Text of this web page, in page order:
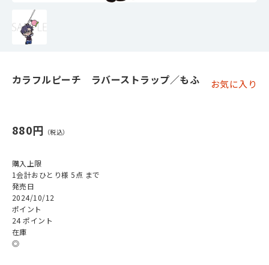
カラフルピーチ ラバーストラップ／もふ お気に入り
880円
購入上限
1会計おひとり様 5点 まで
発売日
2024/10/12
ポイント
24 ポイント
在庫
◎